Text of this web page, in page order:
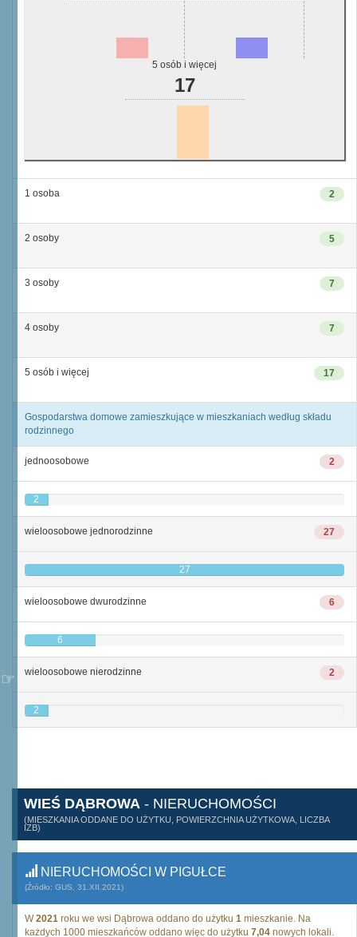
5 osób i więcej
17
2
1 osoba
5
2 osoby
7
3 osoby
7
4 osoby
17
5 osób i więcej
Gospodarstwa domowe zamieszkujące w mieszkaniach według składu
rodzinnego
2
jednoosobowe
2
27
wieloosobowe jednorodzinne
27
6
wieloosobowe dwurodzinne
6
2
wieloosobowe nierodzinne
2
WIEŚ DĄBROWA - NIERUCHOMOŚCI
(MIESZKANIA ODDANE DO UŻYTKU, POWIERZCHNIA UŻYTKOWA, LICZBA
IZB)
NIERUCHOMOŚCI W PIGUŁCE
(Źródło: GUS, 31.XII.2021)
W2021 roku we wsi Dąbrowa oddano do użytku 1 mieszkanie. Na
każdych 1000 mieszkańców oddano więc do użytku 7,04 nowych lokali.